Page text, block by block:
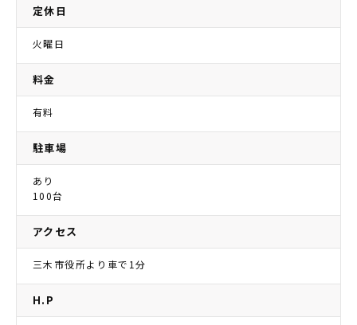
定休日
火曜日
料金
有料
駐車場
あり
100台
アクセス
三木市役所より車で1分
H.P